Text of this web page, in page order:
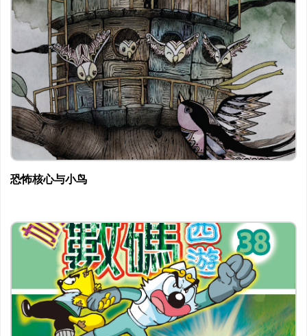
恐怖核心与小鸟